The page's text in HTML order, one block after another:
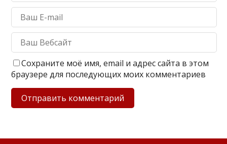
Сохраните моё имя, email и адрес сайта в этом
браузере для последующих моих комментариев